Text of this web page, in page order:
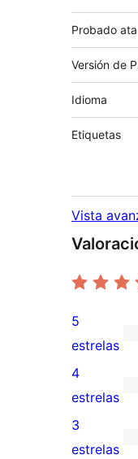
Probado ata
Versión de
Idioma
Etiquetas
Vista
1
valoración
de
5
estrelas
5
estrelas
0
valoracións
de
4
estrelas
0
3
estrelas